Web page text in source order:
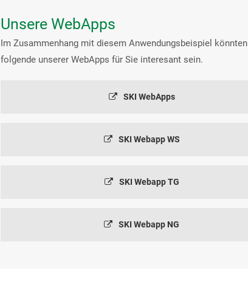
Unsere WebApps
Im Zusammenhang mit diesem Anwendungsbeispiel könnten
folgende unserer WebApps für Sie interesant sein.
SKI WebApps
SKI Webapp WS
SKI Webapp TG
SKI Webapp NG